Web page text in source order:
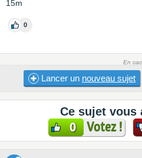
15m
0
En
Lancer un nouveau sujet
Ce sujet vous
0 Votez !